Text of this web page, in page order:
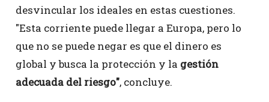
desvincular los ideales en estas cuestiones.
"Esta corriente puede llegar a Europa, pero lo
que no se puede negar es que el dinero es
global y busca la protección y la gestión
adecuada del riesgo", concluye.